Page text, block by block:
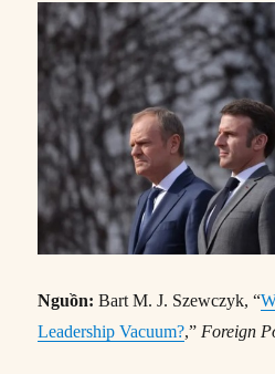
Nguồn: Bart M. J. Szewczyk, “
Leadership Vacuum?,” Foreign